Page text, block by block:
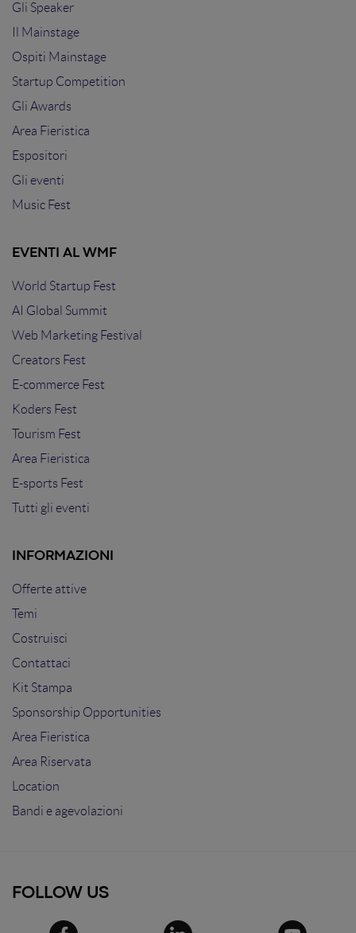
Gli Speaker
Il Mainstage
Ospiti Mainstage
Startup Competition
Gli Awards
Area Fieristica
Espositori
Gli eventi
Music Fest
EVENTI AL WMF
World Startup Fest
AI Global Summit
Web Marketing Festival
Creators Fest
E-commerce Fest
Koders Fest
Tourism Fest
Area Fieristica
E-sports Fest
Tutti gli eventi
INFORMAZIONI
Offerte attive
Temi
Costruisci
Contattaci
Kit Stampa
Sponsorship Opportunities
Area Fieristica
Area Riservata
Location
Bandi e agevolazioni
FOLLOW US